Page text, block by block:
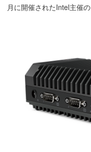
月に開催されたIntel主催